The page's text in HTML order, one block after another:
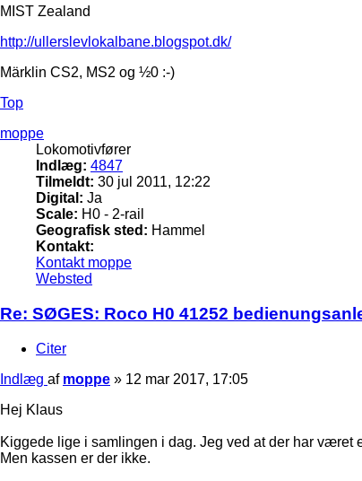
MIST Zealand
http://ullerslevlokalbane.blogspot.dk/
Märklin CS2, MS2 og ½0 :-)
Top
moppe
Lokomotivfører
Indlæg: 4847
Tilmeldt: 30 jul 2011, 12:22
Digital: Ja
Scale: H0 - 2-rail
Geografisk sted: Hammel
Kontakt:
Kontakt moppe
Websted
Re: SØGES: Roco H0 41252
Citer
Indlæg af moppe » 12 mar 2017, 17:05
Hej Klaus
Kiggede lige i samlingen i dag. Jeg ved at der har været
Men kassen er der ikke.